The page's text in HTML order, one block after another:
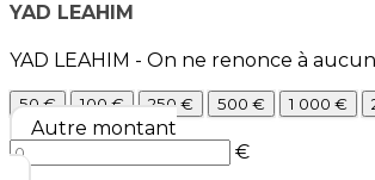
YAD LEAHIM
YAD LEAHIM - On ne renonce à
50 € 100 € 250 € 500 € 1 000 €
Autre montant
€